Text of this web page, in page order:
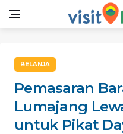
BELANJA
Pemasaran
Lumajang
untuk Pikat